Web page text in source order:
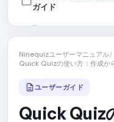
ガイド
手動で問題を作成す
内容またはファイ
AIで問題を作成する
Ninequizユーザーマニュアル/
Quick Quizの使い方：作成か
ユーザーガイド
Quick Quiz